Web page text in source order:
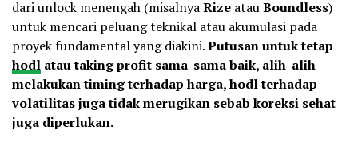
dari unlock menengah (misalnyaRize atauBoundless)
untuk mencari peluang teknikal atau akumulasi pada
proyek fundamental yang diakini.Putusan untuk tetap
hodl atau taking profit sama-sama baik, alih-alih
melakukan timing terhadap harga, hodl terhadap
volatilitas juga tidak merugikan sebab koreksi sehat
juga diperlukan.